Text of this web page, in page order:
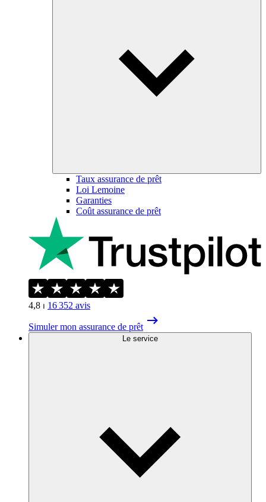
Taux assurance de prêt
Loi Lemoine
Garanties
Coût assurance de prêt
4,8 ⏐ 16 352 avis
Simuler mon assurance de prêt
Le service